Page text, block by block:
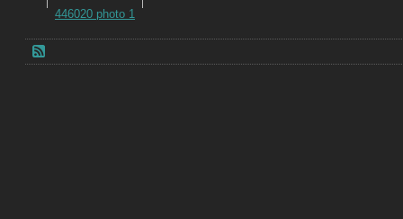
446020 photo 1